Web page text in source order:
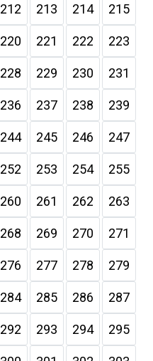
212 213 214 215
220 221 222 223
228 229 230 231
236 237 238 239
244 245 246 247
252 253 254 255
260 261 262 263
268 269 270 271
276 277 278 279
284 285 286 287
292 293 294 295